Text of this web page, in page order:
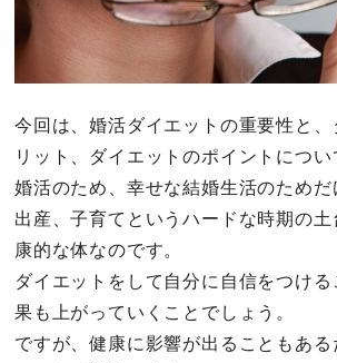
今回は、婚活ダイエットの重要性と、
リット、ダイエットのポイントについ
婚活のため、幸せな結婚生活のためだ
出産、子育てというハードな時期の
康的な体なのです。
ダイエットをして自分に自信をつけ
果も上がっていくことでしょう。
ですが、健康に影響が出ることもある